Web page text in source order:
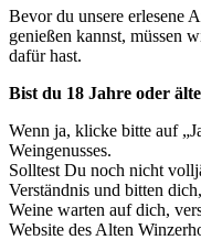
Bevor du unsere erlesene
genießen kannst, müssen
dafür hast.
Bist du 18 Jahre oder
Wenn ja, klicke bitte auf
Weingenusses.
Solltest Du noch nicht
Verständnis und bitten
Weine warten auf dich,
Website des Alten